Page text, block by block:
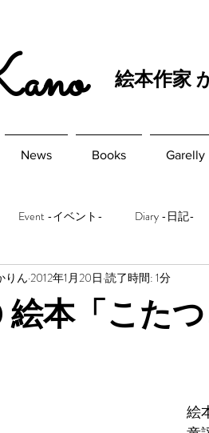
絵本作家
News Books Garelly
Event -イベント- Diary -日記-
絵本「こた
りん 2012年1月20日 読了時間: 1分
絵